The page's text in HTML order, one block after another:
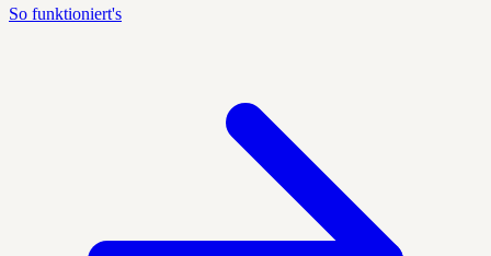
So funktioniert's